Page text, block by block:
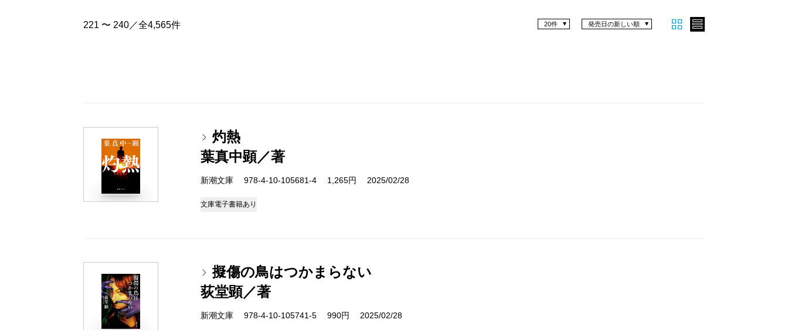
221 〜 240／全4,565件 発売日の新しい順
20件
灼熱
葉真中顕／著
新潮文庫 978-4-10-105681-4 1,265円 2025/02/28
文庫電子書籍あり
擬傷の鳥はつかまらない
荻堂顕／著
新潮文庫 978-4-10-105741-5 990円 2025/02/28